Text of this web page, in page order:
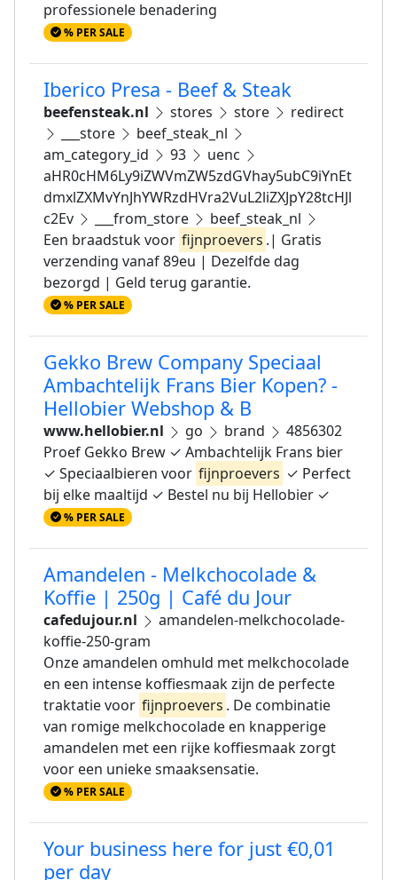
professionele benadering
% PER SALE
Iberico Presa - Beef & Steak
beefensteak.nl stores store
redirect
___store
beef_steak_nl
am_category_id
93
uenc
aHR0cHM6Ly9iZWVmZW5zdGVhay5ubC9iYnEt
dmxlZXMvYnJhYWRzdHVra2VuL2liZXJpY28tcHJl
c2Ev
___from_store
beef_steak_nl
Een braadstuk voor fijnproevers .| Gratis
verzending vanaf 89eu | Dezelfde dag
bezorgd | Geld terug garantie.
% PER SALE
Gekko Brew Company Speciaal
Ambachtelijk Frans Bier Kopen? -
Hellobier Webshop & B
www.hellobier.nl go brand
4856302
Proef Gekko Brew ✓ Ambachtelijk Frans bier
✓ Speciaalbieren voor fijnproevers ✓ Perfect
bij elke maaltijd ✓ Bestel nu bij Hellobier ✓
% PER SALE
Amandelen - Melkchocolade &
Koffie | 250g | Café du Jour
cafedujour.nl
amandelen-melkchocolade-
koffie-250-gram
Onze amandelen omhuld met melkchocolade
en een intense koffiesmaak zijn de perfecte
traktatie voor fijnproevers . De combinatie
van romige melkchocolade en knapperige
amandelen met een rijke koffiesmaak zorgt
voor een unieke smaaksensatie.
% PER SALE
Your business here for just €0,01
per day